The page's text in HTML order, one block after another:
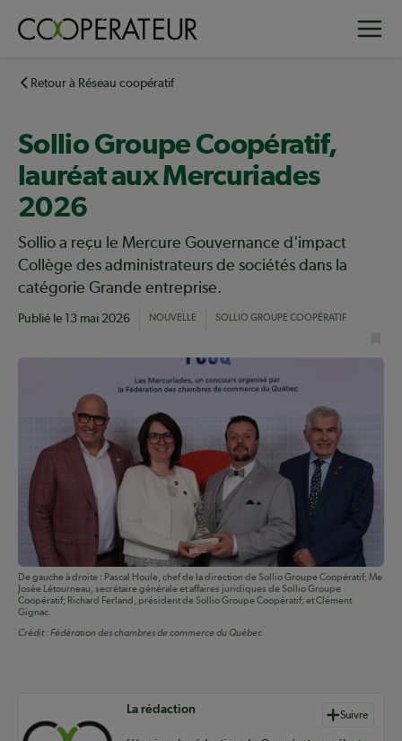
principalRetour à Réseau coopératif
Sollio Groupe Coopératif,
lauréat aux Mercuriades
2026
Sollio a reçu le Mercure Gouvernance d'impact
Collège des administrateurs de sociétés dans la
catégorie Grande entreprise.
Publié le 13 mai 2026 NOUVELLE SOLLIO GROUPE COOPÉRATIF
De gauche à droite : Pascal Houle, chef de la direction de Sollio Groupe Coopératif; Me
Josée Létourneau, secrétaire générale et affaires juridiques de Sollio Groupe
Coopératif; Richard Ferland, président de Sollio Groupe Coopératif; et Clément
Gignac.
Crédit :Fédération des chambres de commerce du Québec
Auteurs de contenu
La rédaction Suivre